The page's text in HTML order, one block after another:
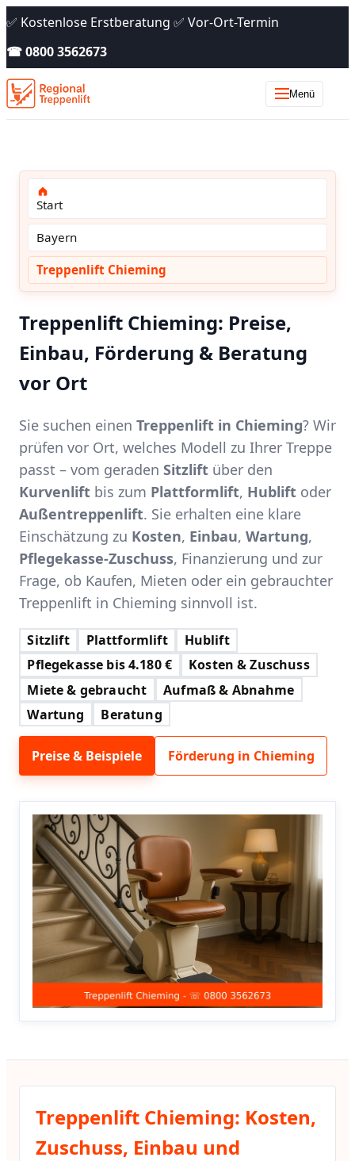
✅ Kostenlose Erstberatung ✅ Vor-Ort-Termin
☎ 0800 3562673
Menü
Start
Bayern
Treppenlift Chieming
Treppenlift Chieming: Preise,
Einbau, Förderung & Beratung
vor Ort
Sie suchen einen Treppenlift in Chieming? Wir
prüfen vor Ort, welches Modell zu Ihrer Treppe
passt – vom geraden Sitzlift über den
Kurvenlift bis zum Plattformlift, Hublift oder
Außentreppenlift. Sie erhalten eine klare
Einschätzung zu Kosten, Einbau, Wartung,
Pflegekasse-Zuschuss, Finanzierung und zur
Frage, ob Kaufen, Mieten oder ein gebrauchter
Treppenlift in Chieming sinnvoll ist.
Sitzlift Plattformlift
Hublift
Pflegekasse bis 4.180 €
Kosten & Zuschuss
Miete & gebraucht
Aufmaß & Abnahme
Wartung
Beratung
Preise & Beispiele Förderung in Chieming
Treppenlift Chieming: Kosten,
Zuschuss, Einbau und